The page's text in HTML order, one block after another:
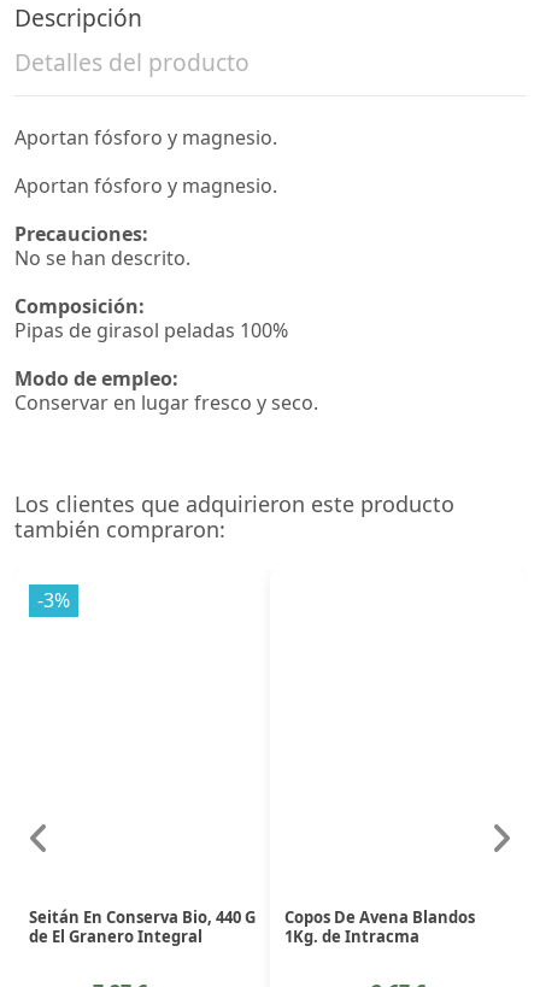
Descripción
Detalles del producto
Aportan fósforo y magnesio.
Aportan fósforo y magnesio.
Precauciones:
No se han descrito.
Composición:
Pipas de girasol peladas 100%
Modo de empleo:
Conservar en lugar fresco y seco.
Los clientes que adquirieron este producto
también compraron:
-3%
Seitán En Conserva Bio, 440 G
de El Granero Integral
Copos De Avena Blandos
1Kg. de Intracma